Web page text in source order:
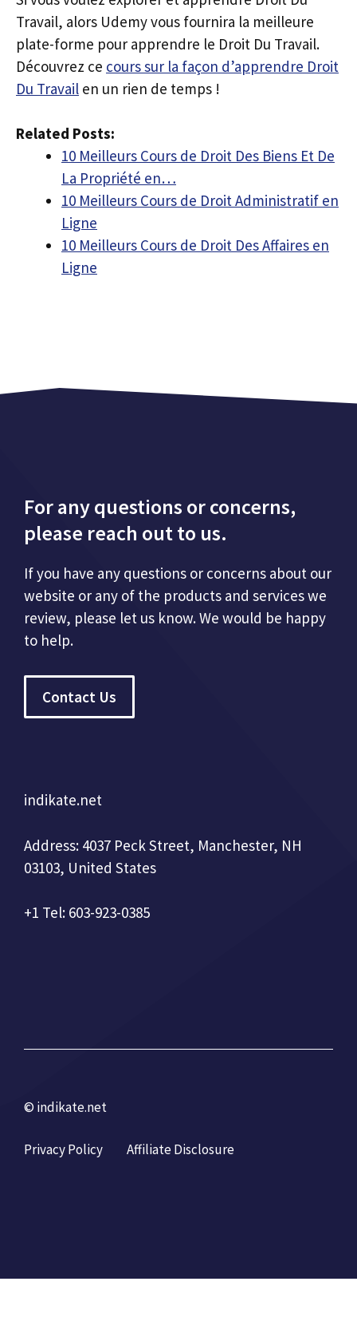
Travail, alors Udemy vous fournira la meilleure
plate-forme pour apprendre le Droit Du Travail.
Découvrez ce cours sur la façon d’apprendre Droit
Du Travail en un rien de temps !
Related Posts:
10 Meilleurs Cours de Droit Des Biens Et De
La Propriété en…
10 Meilleurs Cours de Droit Administratif en
Ligne
10 Meilleurs Cours de Droit Des Affaires en
Ligne
For any questions or concerns,
please reach out to us.
If you have any questions or concerns about our
website or any of the products and services we
review, please let us know. We would be happy
to help.
Contact Us
indikate.net
Address: 4037 Peck Street, Manchester, NH
03103, United States
+1 Tel: 603-923-0385
© indikate.net
Privacy Policy Affiliate Disclosure